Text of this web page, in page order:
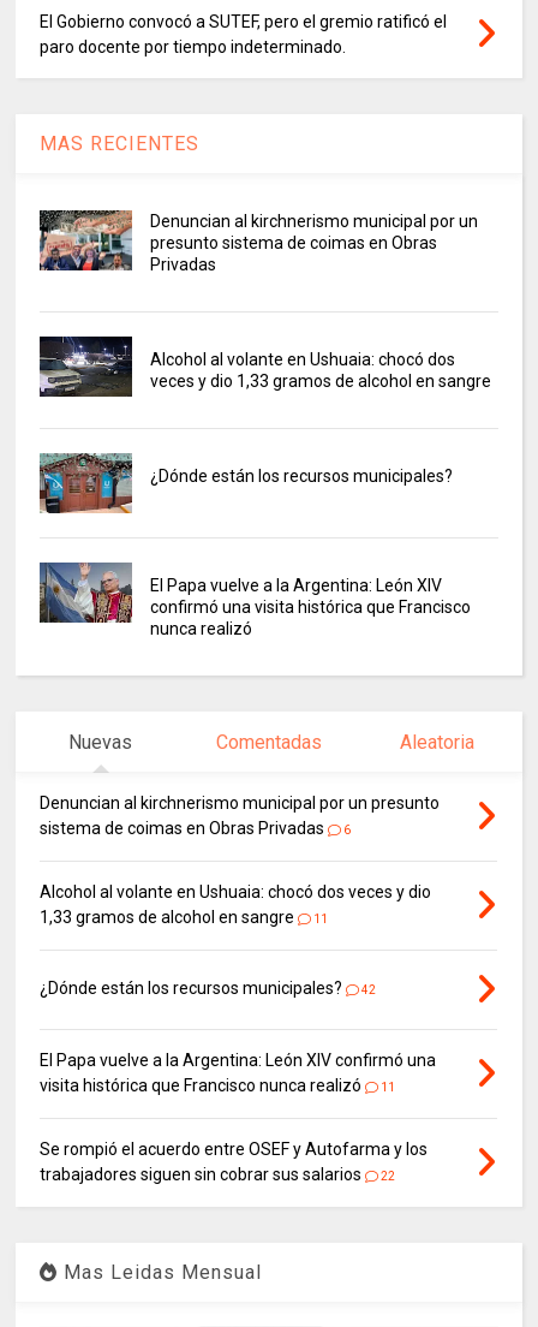
El Gobierno convocó a SUTEF, pero el gremio ratificó el
paro docente por tiempo indeterminado.
MAS RECIENTES
Denuncian al kirchnerismo municipal por un
presunto sistema de coimas en Obras
Privadas
Alcohol al volante en Ushuaia: chocó dos
veces y dio 1,33 gramos de alcohol en sangre
¿Dónde están los recursos municipales?
El Papa vuelve a la Argentina: León XIV
confirmó una visita histórica que Francisco
nunca realizó
Nuevas Comentadas Aleatoria
Denuncian al kirchnerismo municipal por un presunto
sistema de coimas en Obras Privadas
6
Alcohol al volante en Ushuaia: chocó dos veces y dio
1,33 gramos de alcohol en sangre
11
¿Dónde están los recursos municipales? 42
El Papa vuelve a la Argentina: León XIV confirmó una
visita histórica que Francisco nunca realizó
11
Se rompió el acuerdo entre OSEF y Autofarma y los
trabajadores siguen sin cobrar sus salarios
22
Mas Leidas Mensual